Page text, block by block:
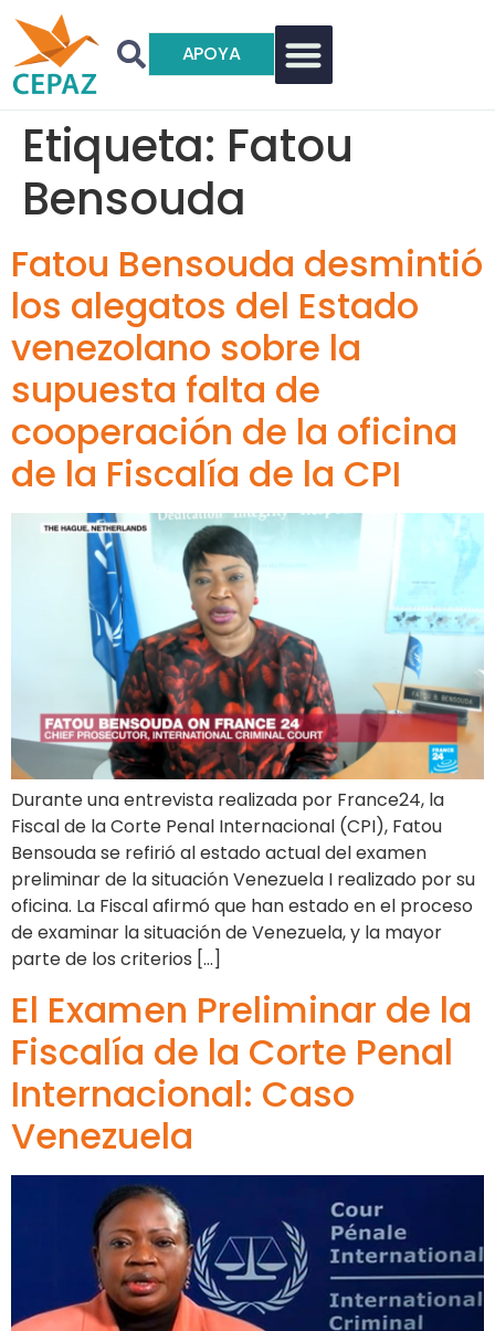
APOYA
Etiqueta: Fatou
Bensouda
Fatou Bensouda desmintió
los alegatos del Estado
venezolano sobre la
supuesta falta de
cooperación de la oficina
de la Fiscalía de la CPI
Durante una entrevista realizada por France24, la
Fiscal de la Corte Penal Internacional (CPI), Fatou
Bensouda se refirió al estado actual del examen
preliminar de la situación Venezuela I realizado por su
oficina. La Fiscal afirmó que han estado en el proceso
de examinar la situación de Venezuela, y la mayor
parte de los criterios […]
El Examen Preliminar de la
Fiscalía de la Corte Penal
Internacional: Caso
Venezuela